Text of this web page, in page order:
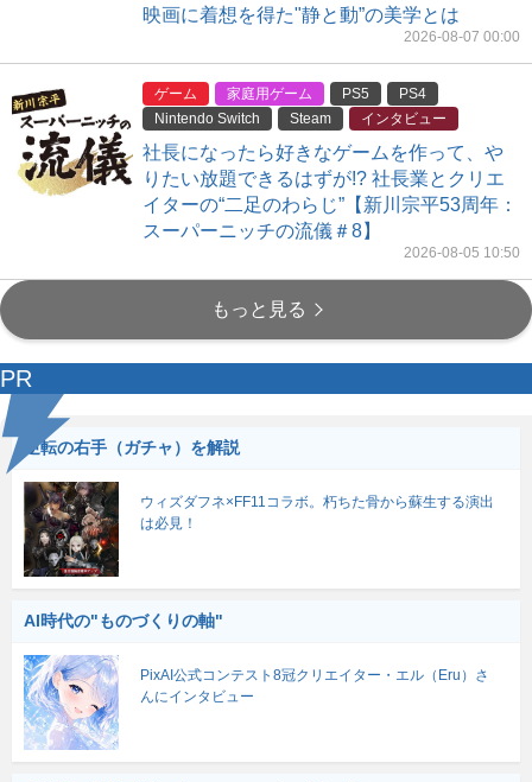
映画に着想を得た"静と動”の美学とは
2026-08-07 00:00
ゲーム 家庭用ゲーム PS5
PS4
Nintendo Switch
Steam インタビュー
社長になったら好きなゲームを作って、や
りたい放題できるはずが!? 社長業とクリエ
イターの“二足のわらじ”【新川宗平53周年：
スーパーニッチの流儀＃8】
2026-08-05 10:50
もっと見る
PR
逆転の右手（ガチャ）を解説
ウィズダフネ×FF11コラボ。朽ちた骨から蘇生する演出
は必見！
AI時代の"ものづくりの軸"
PixAI公式コンテスト8冠クリエイター・エル（Eru）さ
んにインタビュー